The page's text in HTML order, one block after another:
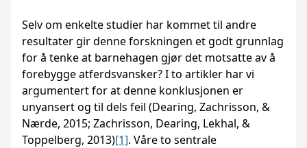
Selv om enkelte studier har kommet til andre
resultater gir denne forskningen et godt grunnlag
for å tenke at barnehagen gjør det motsatte av å
forebygge atferdsvansker? I to artikler har vi
argumentert for at denne konklusjonen er
unyansert og til dels feil (Dearing, Zachrisson, &
Nærde, 2015; Zachrisson, Dearing, Lekhal, &
Toppelberg, 2013)[1]. Våre to sentrale